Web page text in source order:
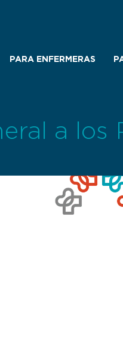
PARA ENFERMERAS
a los